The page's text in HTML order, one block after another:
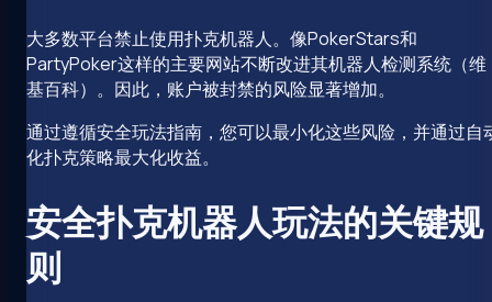
大多数平台禁止使用扑克机器人。像PokerStars和
PartyPoker这样的主要网站不断改进其机器人检测系统（维
基百科）。因此，账户被封禁的风险显著增加。
通过遵循安全玩法指南，您可以最小化这些风险，并通过自
化扑克策略最大化收益。
安全扑克机器人玩法的关键规
则